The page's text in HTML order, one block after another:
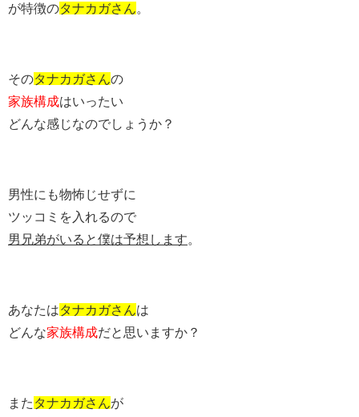
が特徴のタナカガさん
そのタナカガさん の
家族構成はいったい
どんな感じなのでしょうか？
男性にも物怖じせずに
ツッコミを入れるので
男兄弟がいると僕は予想します
あなたはタナカガさん は
どんな家族構成だと思いますか？
また タナカガさん が